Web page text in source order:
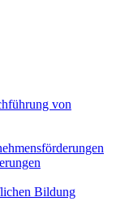
von
Bildung